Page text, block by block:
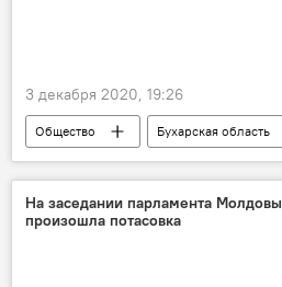
3 декабря 2020, 19:26
Общество
Бухарская область
Хокимият
назначение
хоким
На заседании парламента Молдовы
произошла потасовка